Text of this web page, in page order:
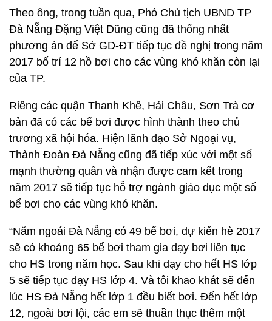
Theo ông, trong tuần qua, Phó Chủ tịch UBND TP
Đà Nẵng Đặng Việt Dũng cũng đã thống nhất
phương án để Sở GD-ĐT tiếp tục đề nghị trong năm
2017 bố trí 12 hồ bơi cho các vùng khó khăn còn lại
của TP.
Riêng các quận Thanh Khê, Hải Châu, Sơn Trà cơ
bản đã có các bể bơi được hình thành theo chủ
trương xã hội hóa. Hiện lãnh đạo Sở Ngoại vụ,
Thành Đoàn Đà Nẵng cũng đã tiếp xúc với một số
mạnh thường quân và nhận được cam kết trong
năm 2017 sẽ tiếp tục hỗ trợ ngành giáo dục một số
bể bơi cho các vùng khó khăn.
“Năm ngoái Đà Nẵng có 49 bể bơi, dự kiến hè 2017
sẽ có khoảng 65 bể bơi tham gia dạy bơi liên tục
cho HS trong năm học. Sau khi dạy cho hết HS lớp
5 sẽ tiếp tục dạy HS lớp 4. Và tôi khao khát sẽ đến
lúc HS Đà Nẵng hết lớp 1 đều biết bơi. Đến hết lớp
12, ngoài bơi lội, các em sẽ thuần thục thêm một